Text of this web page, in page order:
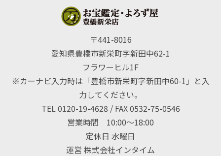
〒441-8016
愛知県豊橋市新栄町字新田中62-1
フラワーヒル1F
※カーナビ入力時は「豊橋市新栄町字新田中60-1」と入
力してください。
TEL 0120-19-4628 / FAX 0532-75-0546
営業時間 10:00〜18:00
定休日 水曜日
運営 株式会社インタイム